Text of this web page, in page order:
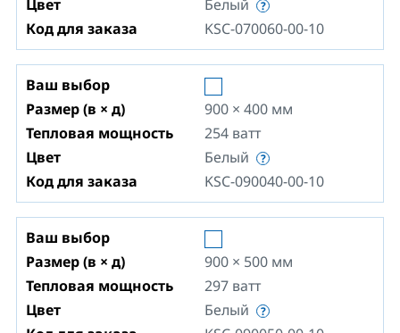
Цвет
Белый
Код для заказа
KSC-070060-00-10
Ваш выбор
Размер (в × д)
900 × 400 мм
Тепловая мощность
254 ватт
Цвет
Белый
Код для заказа
KSC-090040-00-10
Ваш выбор
Размер (в × д)
900 × 500 мм
Тепловая мощность
297 ватт
Цвет
Белый